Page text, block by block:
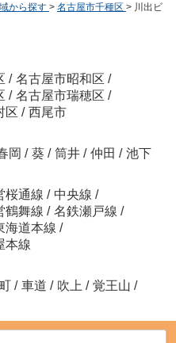
から探す > 名古屋市千種区 > 川出ビ
/ 名古屋市昭和区 /
/ 名古屋市瑞穂区 /
区 / 西尾市
岡 / 葵 / 筒井 / 仲田 / 池下
桜通線 / 中央線 /
鶴舞線 / 名鉄瀬戸線 /
海道本線 /
本線
/ 車道 / 吹上 / 覚王山 /